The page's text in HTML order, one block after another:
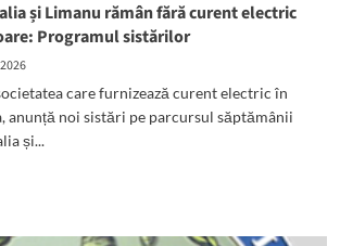
și Limanu rămân fără curent electric
Programul sistărilor
care furnizează curent electric în
anunță noi sistări pe parcursul săptămânii
și...